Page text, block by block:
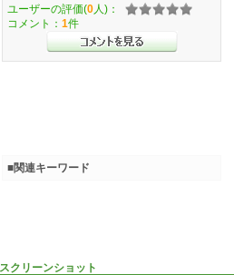
スクリーンショット
ユーザーの評価(0 人)：
コメント： 1件
■関連キーワード